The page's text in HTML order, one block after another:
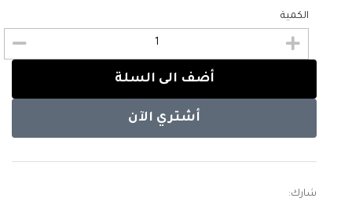
الكمية
أضف الى السلة
أشتري الآن
شارك: